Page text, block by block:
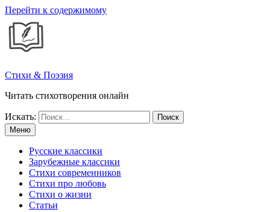
Перейти к содержимому
Стихи & Поэзия
Читать стихотворения онлайн
Искать:
Меню
Русские классики
Зарубежные классики
Стихи современников
Стихи про любовь
Стихи о жизни
Статьи